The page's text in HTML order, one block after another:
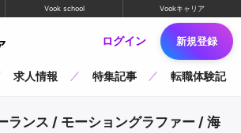
Vook school Vookキャリア
ログイン 新規登録
求人情報 特集記事 転職体験記
ランス / モーショングラファー / 海